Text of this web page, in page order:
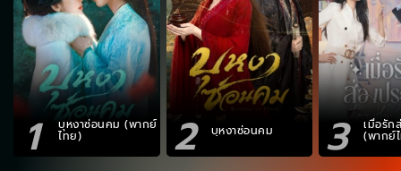
1 บุหงาซ่อนคม (พากย์
ไทย) 2 บุหงาซ่อนคม 3 เมื่อรัก
(พากย์